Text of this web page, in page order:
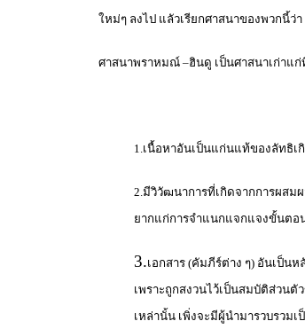
ใหม่ๆ ลงไป แลัวเรียกศาสนาของพวกนี้
ศาสนาพราหมณ์ –ฮินดู เป็นศาสนาเก่าแก่
1.เนื้อหาอันเป็นแก่นแท้ของลัทธิ
2.มีวิวัฒนาการที่เกิดจากการผสม
ยากแก่การจำแนกแจกแจงขั้นตอ
3.เอกสาร (คัมภีร์ต่าง ๆ) อันเป็
เพราะถูกสงวนไว้เป็นสมบัติส่วน
เหล่านั้น เพิ่งจะมีผู้นำมารวบรวม